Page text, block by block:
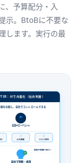
：AIで内製化（社内判断）
案を比較し、自社でコントロールできる
広告AIエージェント
化 入札調整 クエリ除外
自社で判断・承認
根拠が明確で安心！
、予算配分・入
示。BtoBに不要な
します。実行の最